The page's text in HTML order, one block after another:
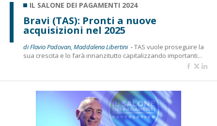
IL SALONE DEI PAGAMENTI 2024
Bravi (TAS): Pronti a nuove
acquisizioni nel 2025
di Flavio Padovan, Maddalena Libertini -TAS vuole proseguire la
sua crescita e lo farà innanzitutto capitalizzando importanti...